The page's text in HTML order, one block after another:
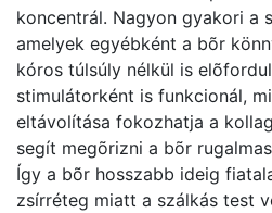
koncentrál. Nagyon gyakori a
amelyek egyébként a bõr
kóros túlsúly nélkül is
stimulátorként is funkcionál,
eltávolítása fokozhatja a
segít megõrizni a bõr
Így a bõr hosszabb ideig
zsírréteg miatt a szálkás test